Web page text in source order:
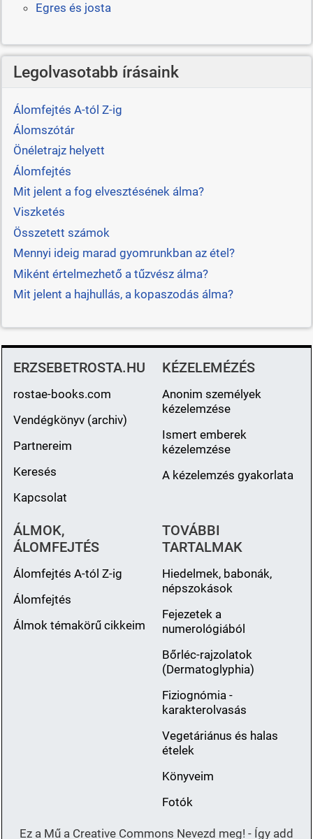
Egres és josta
Legolvasotabb írásaink
Álomfejtés A-tól Z-ig
Álomszótár
Önéletrajz helyett
Álomfejtés
Mit jelent a fog elvesztésének álma?
Viszketés
Összetett számok
Mennyi ideig marad gyomrunkban az étel?
Miként értelmezhető a tűzvész álma?
Mit jelent a hajhullás, a kopaszodás álma?
ERZSEBETROSTA.HU
rostae-books.com
Vendégkönyv (archiv)
Partnereim
Keresés
Kapcsolat
KÉZELEMÉZÉS
Anonim személyek
kézelemzése
Ismert emberek
kézelemzése
A kézelemzés gyakorlata
ÁLMOK,
ÁLOMFEJTÉS
Álomfejtés A-tól Z-ig
Álomfejtés
Álmok témakörű cikkeim
TOVÁBBI
TARTALMAK
Hiedelmek, babonák,
népszokások
Fejezetek a
numerológiából
Bőrléc-rajzolatok
(Dermatoglyphia)
Fiziognómia -
karakterolvasás
Vegetáriánus és halas
ételek
Könyveim
Fotók
Ez a Mű a Creative Commons Nevezd meg! - Így add